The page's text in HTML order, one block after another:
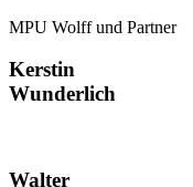
MPU Wolff und Partner
Kerstin
Wunderlich
Walter